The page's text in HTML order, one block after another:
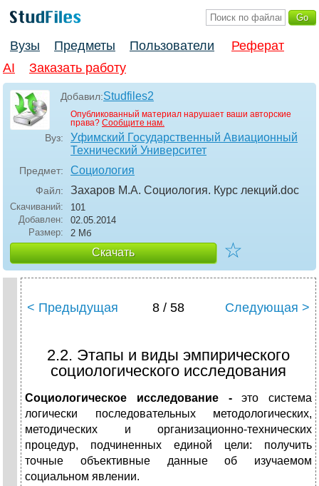
Вузы Предметы Пользователи
Реферат
AI
Заказать работу
Добавил:Studfiles2
Опубликованный материал нарушает ваши авторские
права? Сообщите нам.
Вуз:
Уфимский Государственный Авиационный
Технический Университет
Предмет: Социология
Файл: Захаров М.А. Социология. Курс лекций.doc
Скачиваний:
101
Добавлен:
02.05.2014
Размер:
2 Мб
Скачать ☆
< Предыдущая 8 / 58 Следующая >
2.2. Этапы и виды эмпирического
социологического исследования
Социологическое исследование -это система
логически последовательных методологических,
методических и организационно-технических
процедур, подчиненных единой цели: получить
точные объективные данные об изучаемом
социальном явлении.